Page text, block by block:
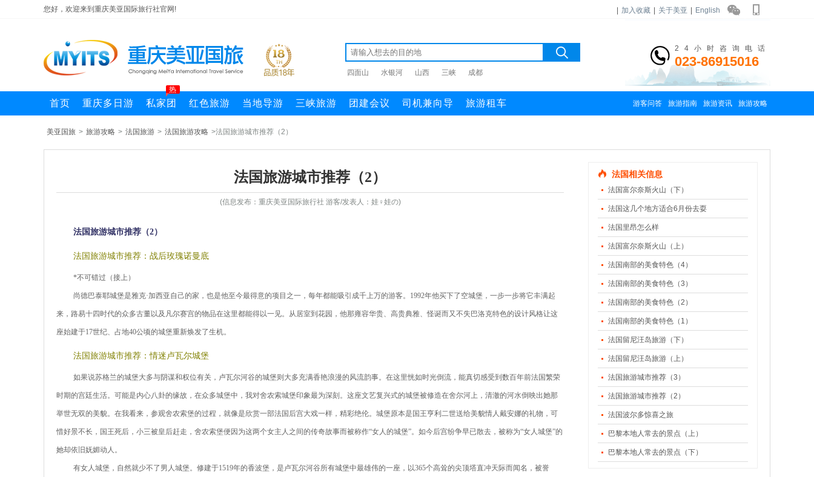
您好，欢迎来到重庆美亚国际旅行社官网! 加入收藏 关于美亚 English
四面山 水银河 山西 三峡 成都
24小时咨询电话
023-86915016
首页 重庆多日游 私家团
热
红色旅游 当地导游 三峡旅游 团建会议 司机兼向导 旅游租车 游客问答 旅游指南 旅游资讯 旅游攻略
美亚国旅 > 旅游攻略 > 法国旅游 > 法国旅游攻略 >法国旅游城市推荐（2）
法国旅游城市推荐（2）
(信息发布：重庆美亚国际旅行社 游客/发表人：娃♀娃の)
法国旅游城市推荐（2）
法国旅游城市推荐：战后玫瑰诺曼底
*不可错过（接上）
尚德巴泰耶城堡是雅克·加西亚自己的家，也是他至今最得意的项目之一，每年都能吸引成千上万的游客。1992年他买下了空城堡，一步一步将它丰满起
来，路易十四时代的众多古董以及凡尔赛宫的物品在这里都能得以一见。从居室到花园，他那雍容华贵、高贵典雅、怪诞而又不失巴洛克特色的设计风格让这
座始建于17世纪、占地40公顷的城堡重新焕发了生机。
法国旅游城市推荐：情迷卢瓦尔城堡
如果说苏格兰的城堡大多与阴谋和权位有关，卢瓦尔河谷的城堡则大多充满香艳浪漫的风流韵事。在这里恍如时光倒流，能真切感受到数百年前法国繁荣
时期的宫廷生活。可能是内心八卦的缘故，在众多城堡中，我对舍农索城堡印象最为深刻。这座文艺复兴式的城堡被修造在舍尔河上，清澈的河水倒映出她那
举世无双的美貌。在我看来，参观舍农索堡的过程，就像是欣赏一部法国后宫大戏一样，精彩绝伦。城堡原本是国王亨利二世送给美貌情人戴安娜的礼物，可
惜好景不长，国王死后，小三被皇后赶走，舍农索堡便因为这两个女主人之间的传奇故事而被称作“女人的城堡”。如今后宫纷争早已散去，被称为“女人城堡”的
她却依旧妩媚动人。
有女人城堡，自然就少不了男人城堡。修建于1519年的香波堡，是卢瓦尔河谷所有城堡中最雄伟的一座，以365个高耸的尖顶塔直冲天际而闻名，被誉
法国相关信息
法国富尔奈斯火山（下）
法国这几个地方适合6月份去耍
法国里昂怎么样
法国富尔奈斯火山（上）
法国南部的美食特色（4）
法国南部的美食特色（3）
法国南部的美食特色（2）
法国南部的美食特色（1）
法国留尼汪岛旅游（下）
法国留尼汪岛旅游（上）
法国旅游城市推荐（3）
法国旅游城市推荐（2）
法国波尔多惊喜之旅
巴黎本地人常去的景点（上）
巴黎本地人常去的景点（下）